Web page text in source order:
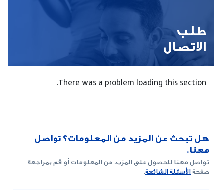
طلب
الاتصال
There was a problem loading this section.
هل تبحث عن المزيد من المعلومات؟ تواصل
معنا.
تواصل معنا للحصول على المزيد من المعلومات أو قم بمراجعة
صفحةالأسئلة الشائعة.